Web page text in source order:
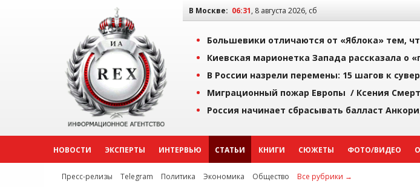
В Москве: 06:31, 8 августа 2026, сб
Большевики отличаются от «Яблока» тем,
Киевская марионетка Запада рассказала о
В России назрели перемены: 15 шагов к
Миграционный пожар Европы / Ксения
Россия начинает сбрасывать балласт
НОВОСТИ ЭКСПЕРТЫ ИНТЕРВЬЮ СТАТЬИ КНИГИ СЮЖЕТЫ ФОТО/ВИДЕО
Пресс-релизы Telegram Политика Экономика Общество Все рубрики →